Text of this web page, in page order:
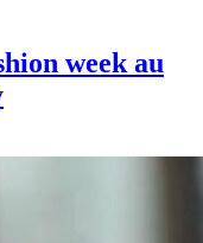
week au